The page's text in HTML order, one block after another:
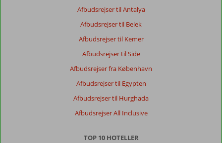
Afbudsrejser til Antalya
Afbudsrejser til Belek
Afbudsrejser til Kemer
Afbudsrejser til Side
Afbudsrejser fra København
Afbudsrejser til Egypten
Afbudsrejser til Hurghada
Afbudsrejser All Inclusive
TOP 10 HOTELLER